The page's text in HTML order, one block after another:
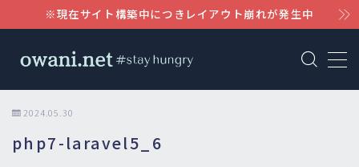
※現在サイト構築中につきレイアウト崩れが発生中
MENU
AWS
WordPress
2024.05.30
php7-laravel5_6